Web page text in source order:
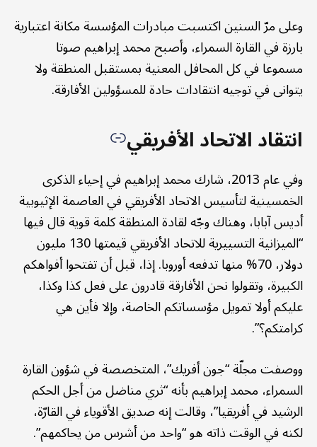
وعلى مرّ السنين اكتسبت مبادرات المؤسسة مكانة اعتبارية
بارزة في القارة السمراء، وأصبح محمد إبراهيم صوتا
مسموعا في كل المحافل المعنية بمستقبل المنطقة ولا
يتوانى في توجيه انتقادات حادة للمسؤولين الأفارقة.
انتقاد الاتحاد الأفريقي
وفي عام 2013، شارك محمد إبراهيم في إحياء الذكرى
الخمسينية لتأسيس الاتحاد الأفريقي في العاصمة الإثيوبية
أديس آبابا، وهناك وجّه لقادة المنطقة كلمة قوية قال فيها
“الميزانية التسييرية للاتحاد الأفريقي قيمتها 130 مليون
دولار، 70% منها تدفعه أوروبا. إذا، قبل أن تفتحوا أفواهكم
الكبيرة، وتقولوا نحن الأفارقة قادرون على فعل كذا وكذا،
عليكم أولا تمويل مؤسساتكم الخاصة، وإلا فأين هي
كرامتكم؟”.
ووصفت مجلّة “جون أفريك”، المتخصصة في شؤون القارة
السمراء، محمد إبراهيم بأنه “ثري مناضل من أجل الحكم
الرشيد في أفريقيا”، وقالت إنه صديق الأقوياء في القارّة،
لكنه في الوقت ذاته هو “واحد من أشرس من يحاكمهم”.